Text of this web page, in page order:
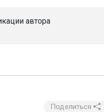
автора
Поделиться